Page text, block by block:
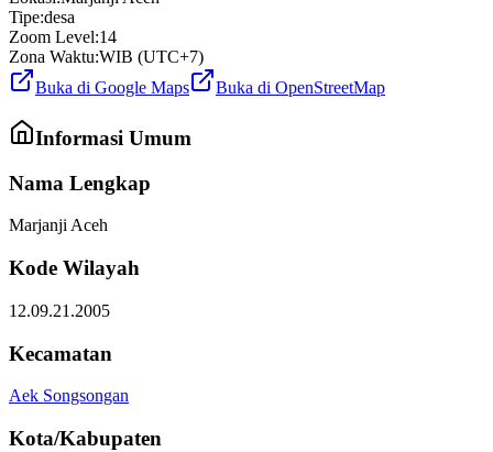
Tipe:desa
Zoom Level:14
Zona Waktu:WIB (UTC+7)
Buka di Google Maps
Buka di OpenStreetMap
Informasi Umum
Nama Lengkap
Marjanji Aceh
Kode Wilayah
12.09.21.2005
Kecamatan
Aek Songsongan
Kota/Kabupaten